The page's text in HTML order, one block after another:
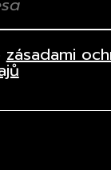
zásadami